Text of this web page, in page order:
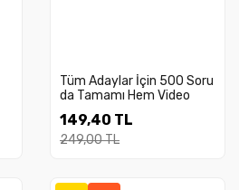
Tüm Adaylar İçin 500 Soru
da Tamamı Hem Video
Çözümlü Sözel Mantık
Soru Bankası
149,40 TL
249,00 TL